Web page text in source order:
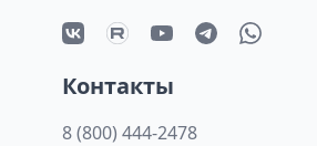
Контакты
8 (800) 444-2478